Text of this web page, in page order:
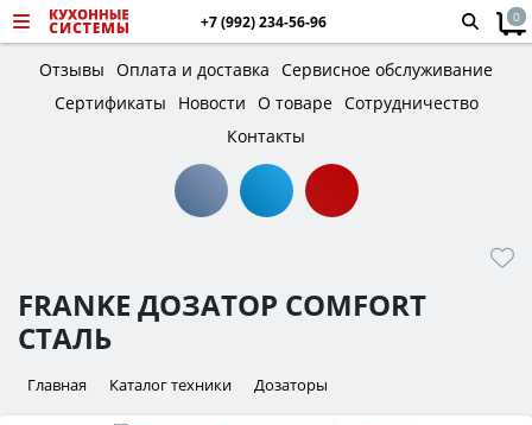
+7 (992) 234-56-96 0
Отзывы Оплата и доставка Сервисное обслуживание
Сертификаты
Новости О товаре Сотрудничество
Контакты
FRANKE ДОЗАТОР COMFORT
СТАЛЬ
Главная Каталог техники Дозаторы